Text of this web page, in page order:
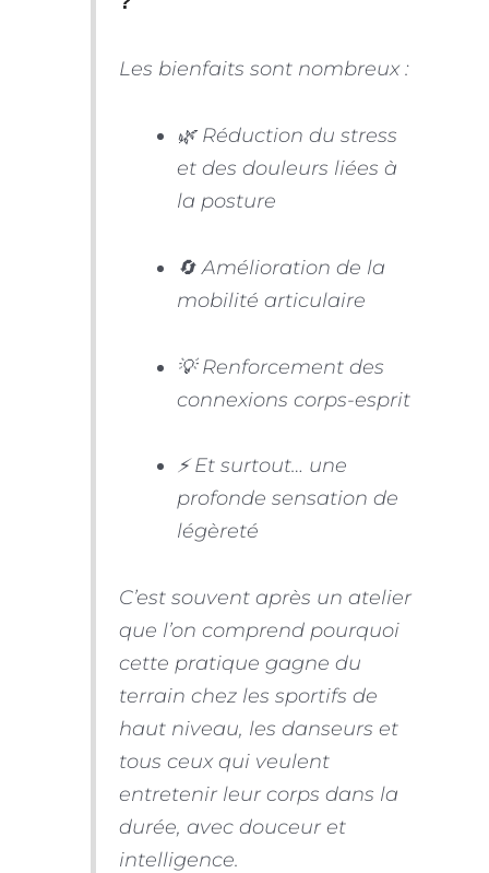
Les bienfaits sont nombreux :
🌿 Réduction du stress
et des douleurs liées à
la posture
🔄 Amélioration de la
mobilité articulaire
💡 Renforcement des
connexions corps-esprit
⚡ Et surtout… une
profonde sensation de
légèreté
C’est souvent après un atelier
que l’on comprend pourquoi
cette pratique gagne du
terrain chez les sportifs de
haut niveau, les danseurs et
tous ceux qui veulent
entretenir leur corps dans la
durée, avec douceur et
intelligence.